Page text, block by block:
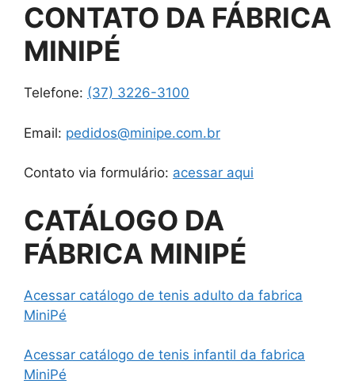
CONTATO DA FÁBRICA
MINIPÉ
Telefone: (37) 3226-3100
Email: pedidos@minipe.com.br
Contato via formulário: acessar aqui
CATÁLOGO DA
FÁBRICA MINIPÉ
Acessar catálogo de tenis adulto da fabrica
MiniPé
Acessar catálogo de tenis infantil da fabrica
MiniPé